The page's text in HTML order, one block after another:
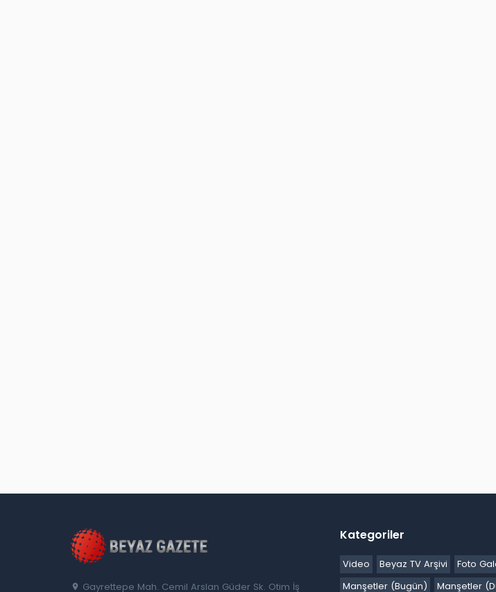
Gayrettepe Mah. Cemil Arslan Güder Sk. Otim İş
Kategoriler
Video Beyaz TV Arşivi Foto
Manşetler (Bugün)
Manşetler